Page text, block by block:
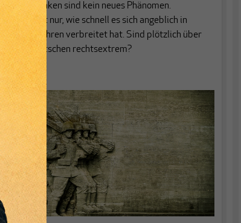
sind kein neues Phänomen.
ist nur, wie schnell es sich angeblich in
letzten Jahren verbreitet hat. Sind plötzlich über
der Deutschen rechtsextrem?